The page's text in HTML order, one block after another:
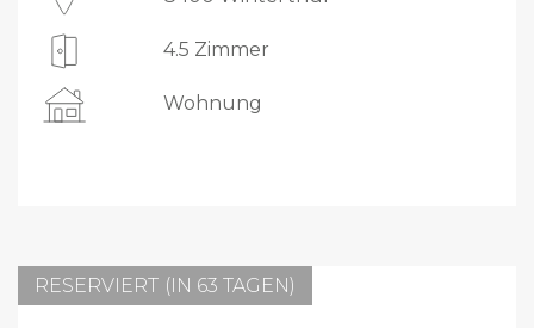
4.5 Zimmer
Wohnung
RESERVIERT (IN 63 TAGEN)